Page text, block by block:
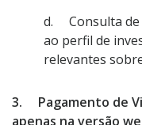
d. Consulta de
ao perfil de
relevantes
3. Pagamento de
apenas na versão